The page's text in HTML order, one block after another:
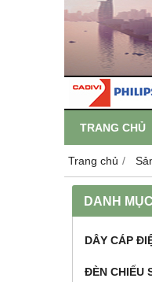
TRANG CHỦ
Trang chủ
DANH
DÂY CÁP
ĐÈN CHIẾU